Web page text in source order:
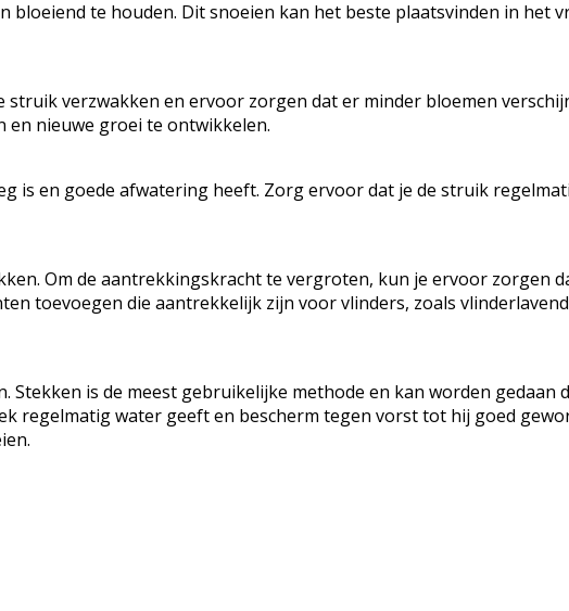
te houden. Dit snoeien kan het beste plaatsvinden in het
verzwakken en ervoor zorgen dat er minder bloemen
en nieuwe groei te ontwikkelen.
is en goede afwatering heeft. Zorg ervoor dat je de struik
Om de aantrekkingskracht te vergroten, kun je ervoor zorgen
toevoegen die aantrekkelijk zijn voor vlinders, zoals
is de meest gebruikelijke methode en kan worden gedaan
regelmatig water geeft en bescherm tegen vorst tot hij goed